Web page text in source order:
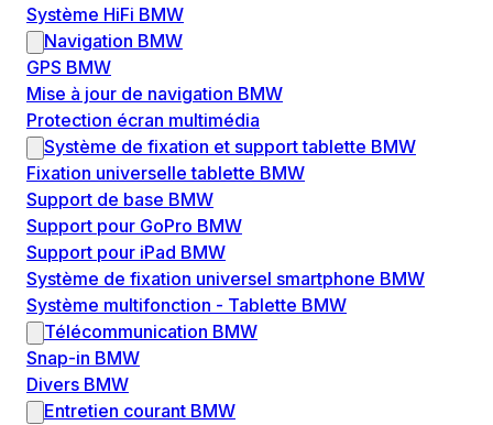
Système HiFi BMW
Navigation BMW
GPS BMW
Mise à jour de navigation BMW
Protection écran multimédia
Système de fixation et support tablette BMW
Fixation universelle tablette BMW
Support de base BMW
Support pour GoPro BMW
Support pour iPad BMW
Système de fixation universel smartphone BMW
Système multifonction - Tablette BMW
Télécommunication BMW
Snap-in BMW
Divers BMW
Entretien courant BMW